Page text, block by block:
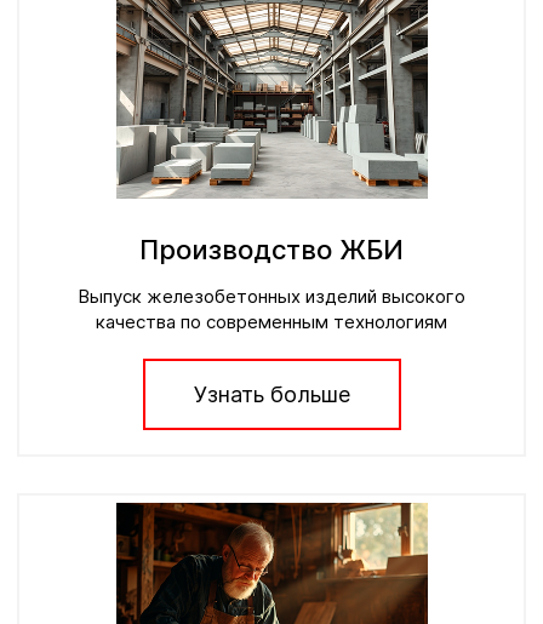
Производство ЖБИ
Выпуск железобетонных изделий высокого
качества по современным технологиям
Узнать больше